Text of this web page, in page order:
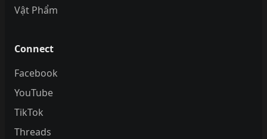
Vật Phẩm
Connect
Facebook
YouTube
TikTok
Threads